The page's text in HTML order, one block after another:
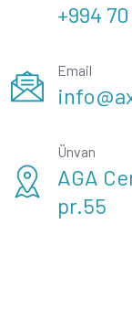
+994 70
Email
Ünvan
AGA
pr.55